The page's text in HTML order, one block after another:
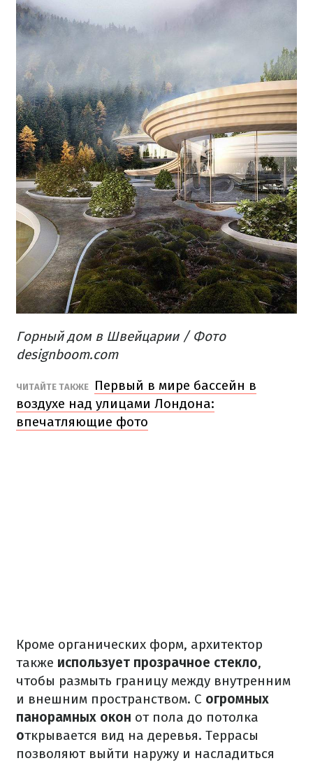
Горный дом в Швейцарии / Фото
designboom.com
ЧИТАЙТЕ ТАКЖЕ
Первый в мире бассейн в
воздухе над улицами Лондона:
впечатляющие фото
Кроме органических форм, архитектор
также использует прозрачное стекло,
чтобы размыть границу между внутренним
и внешним пространством. С огромных
панорамных окон от пола до потолка
открывается вид на деревья. Террасы
позволяют выйти наружу и насладиться